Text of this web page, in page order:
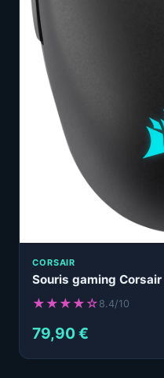
CORSAIR
Souris gaming
★★★★☆ 8.4/10
79,90 €